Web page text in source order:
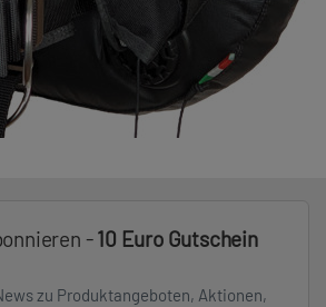
-10 Euro Gutschein
zu Produktangeboten, Aktionen,